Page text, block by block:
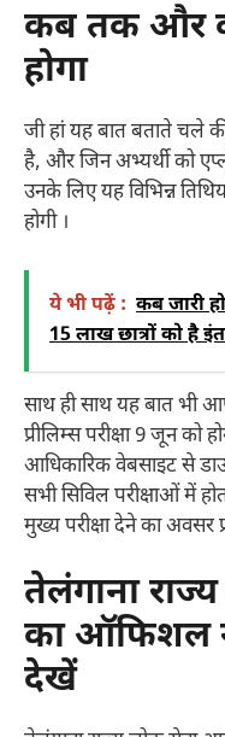
कब तक और
होगा
जी हां यह बात बताते चले
है, और जिन अभ्यर्थी को
उनके लिए यह विभिन्न
होगी ।
ये भी पढ़ें : कब जारी
15 लाख छात्रों को है
साथ ही साथ यह बात भी
प्रीलिम्स परीक्षा 9 जून को
आधिकारिक वेबसाइट से
सभी सिविल परीक्षाओं में
मुख्य परीक्षा देने का अवसर
तेलंगाना
का ऑफिशल
देखें